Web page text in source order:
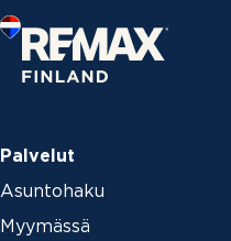
Palvelut
Asuntohaku
Myymässä